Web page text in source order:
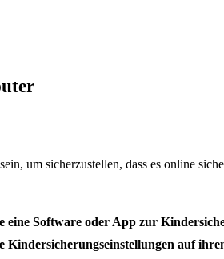
um sicherzustellen, dass es online
Software oder App zur
auf